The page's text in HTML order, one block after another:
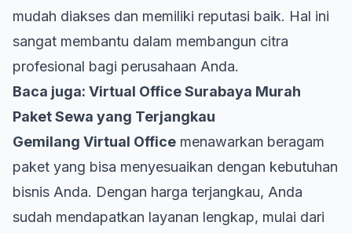
mudah diakses dan memiliki reputasi baik. Hal ini
sangat membantu dalam membangun citra
profesional bagi perusahaan Anda.
Baca juga: Virtual Office Surabaya Murah
Paket Sewa yang Terjangkau
Gemilang Virtual Office menawarkan beragam
paket yang bisa menyesuaikan dengan kebutuhan
bisnis Anda. Dengan harga terjangkau, Anda
sudah mendapatkan layanan lengkap, mulai dari